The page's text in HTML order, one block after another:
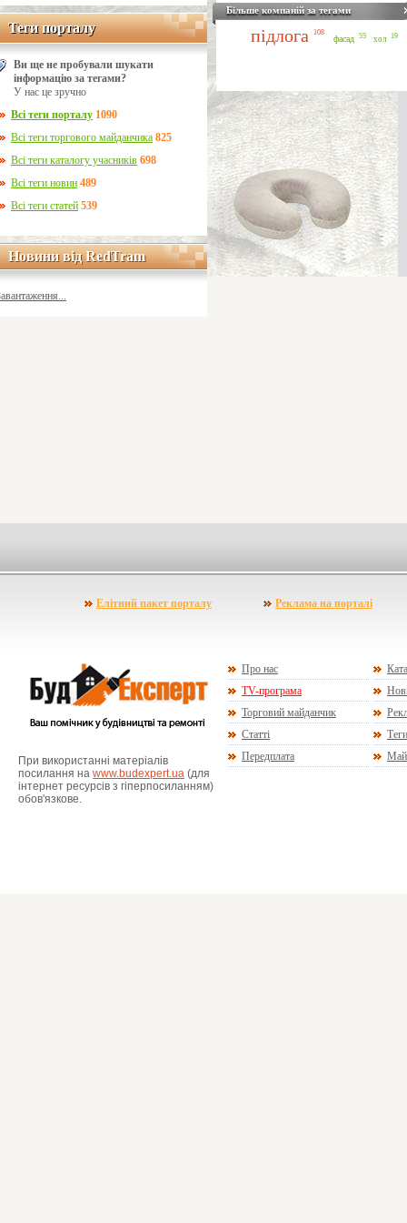
Теги порталу
Теги порталу
Ви ще не пробували шукати
інформацію за тегами?
У нас це зручно
Всі теги порталу 1090
Всі теги торгового майданчика 825
Всі теги каталогу учасників 698
Всі теги новин 489
Всі теги статей 539
Новини від RedTram
Новини від RedTram
Більше компаній за тегами
підлога 108
фасад 55 хол 19
Елітний пакет порталу Реклама на порталі
При використанні матеріалів
посилання на www.budexpert.ua (для
інтернет ресурсів з гіперпосиланням)
обов'язкове.
Про нас
TV-програма
Торговий майданчик
Статті
Теги
Передплата